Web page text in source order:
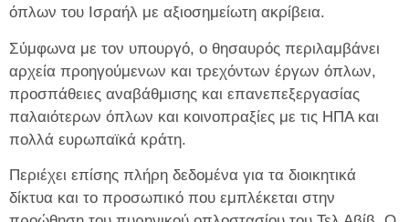
όπλων του Ισραήλ με αξιοσημείωτη ακρίβεια.
Σύμφωνα με τον υπουργό, ο θησαυρός περιλαμβάνει
αρχεία προηγούμενων και τρεχόντων έργων όπλων,
προσπάθειες αναβάθμισης και επανεπεξεργασίας
παλαιότερων όπλων και κοινοπραξίες με τις ΗΠΑ και
πολλά ευρωπαϊκά κράτη.
Περιέχει επίσης πλήρη δεδομένα για τα διοικητικά
δίκτυα και το προσωπικό που εμπλέκεται στην